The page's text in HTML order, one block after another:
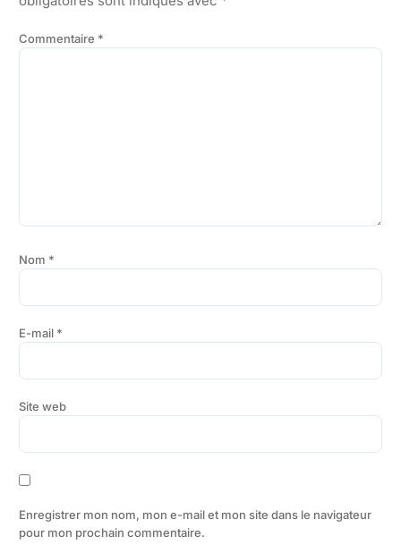
Commentaire *
Nom *
E-mail *
Site web
Enregistrer mon nom, mon e-mail et mon site dans le navigateur
pour mon prochain commentaire.